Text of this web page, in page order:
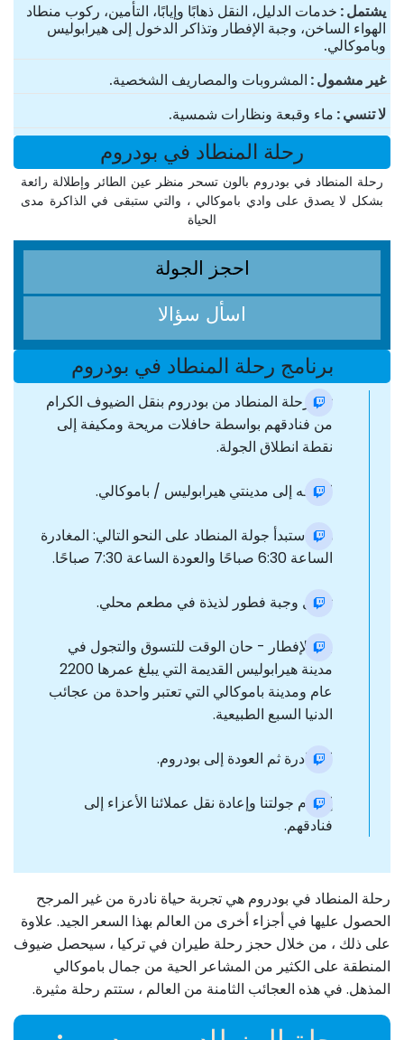
یشتمل خدمات الدليل، النقل ذهابًا وإيابًا، التأمين، ركوب منطاد
الهواء الساخن، وجبة الإفطار وتذاكر الدخول إلى هيرابوليس
وباموكالي.
غير مشمول المشروبات والمصاريف الشخصية.
لا تنسي ماء وقبعة ونظارات شمسية.
رحلة المنطاد في بودروم
رحلة المنطاد في بودروم بالون تسحر منظر عين الطائر وإطلالة رائعة
بشكل لا يصدق على وادي باموكالي ، والتي ستبقى في الذاكرة مدى
الحياة
احجز الجولة
اسأل سؤالا
برنامج رحلة المنطاد في بودروم
تبدأ رحلة المنطاد من بودروم بنقل الضيوف الكرام
من فنادقهم بواسطة حافلات مريحة ومكيفة إلى
نقطة انطلاق الجولة.
التوجه إلى مدينتي هيرابوليس / باموكالي.
هنا ، ستبدأ جولة المنطاد على النحو التالي: المغادرة
الساعة 6:30 صباحًا والعودة الساعة 7:30 صباحًا.
تناول وجبة فطور لذيذة في مطعم محلي.
بعد الإفطار - حان الوقت للتسوق والتجول في
مدينة هيرابوليس القديمة التي يبلغ عمرها 2200
عام ومدينة باموكالي التي تعتبر واحدة من عجائب
الدنيا السبع الطبيعية.
المغادرة ثم العودة إلى بودروم.
إختتام جولتنا وإعادة نقل عملائنا الأعزاء إلى
فنادقهم.
رحلة المنطاد في بودروم هي تجربة حياة نادرة من غير المرجح
الحصول عليها في أجزاء أخرى من العالم بهذا السعر الجيد. علاوة
على ذلك ، من خلال حجز رحلة طيران في تركيا ، سيحصل ضيوف
المنطقة على الكثير من المشاعر الحية من جمال باموكالي
المذهل. في هذه العجائب الثامنة من العالم ، ستتم رحلة مثيرة.